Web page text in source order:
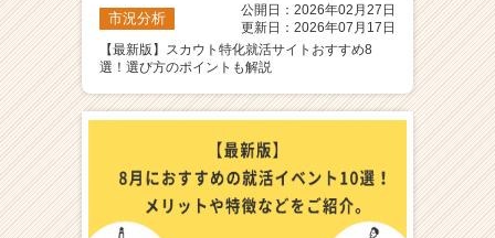
市況分析
公開日：2026年02月27日
更新日：2026年07月17日
【最新版】スカウト特化就活サイトおすすめ8
選！選び方のポイントも解説